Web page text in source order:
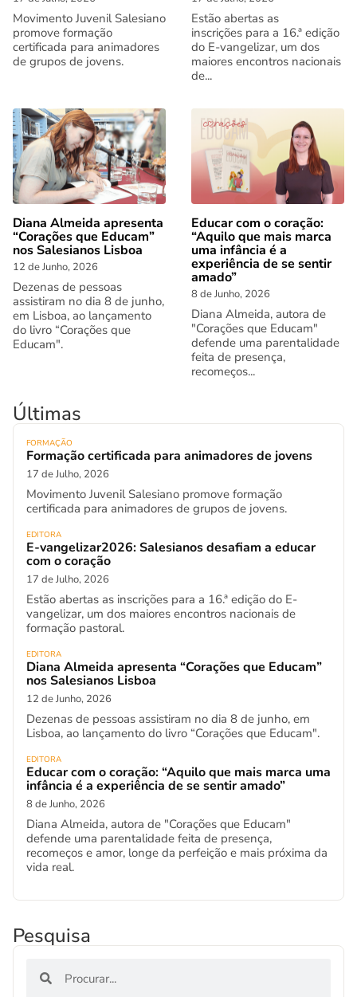
Movimento Juvenil Salesiano
promove formação
certificada para animadores
de grupos de jovens.
Estão abertas as
inscrições para a 16.ª edição
do E-vangelizar, um dos
maiores encontros nacionais
de...
Diana Almeida apresenta
“Corações que Educam”
nos Salesianos Lisboa
12 de Junho, 2026
Dezenas de pessoas
assistiram no dia 8 de junho,
em Lisboa, ao lançamento
do livro “Corações que
Educam".
Educar com o coração:
“Aquilo que mais marca
uma infância é a
experiência de se sentir
amado”
8 de Junho, 2026
Diana Almeida, autora de
"Corações que Educam"
defende uma parentalidade
feita de presença,
recomeços...
Últimas
FORMAÇÃO
Formação certificada para animadores de jovens
17 de Julho, 2026
Movimento Juvenil Salesiano promove formação
certificada para animadores de grupos de jovens.
EDITORA
E-vangelizar2026: Salesianos desafiam a educar
com o coração
17 de Julho, 2026
Estão abertas as inscrições para a 16.ª edição do E-
vangelizar, um dos maiores encontros nacionais de
formação pastoral.
EDITORA
Diana Almeida apresenta “Corações que Educam”
nos Salesianos Lisboa
12 de Junho, 2026
Dezenas de pessoas assistiram no dia 8 de junho, em
Lisboa, ao lançamento do livro “Corações que Educam".
EDITORA
Educar com o coração: “Aquilo que mais marca uma
infância é a experiência de se sentir amado”
8 de Junho, 2026
Diana Almeida, autora de "Corações que Educam"
defende uma parentalidade feita de presença,
recomeços e amor, longe da perfeição e mais próxima da
vida real.
Pesquisa